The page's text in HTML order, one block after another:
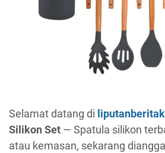
Selamat datang di
Silikon Set — Spatula silikon
atau kemasan, sekarang